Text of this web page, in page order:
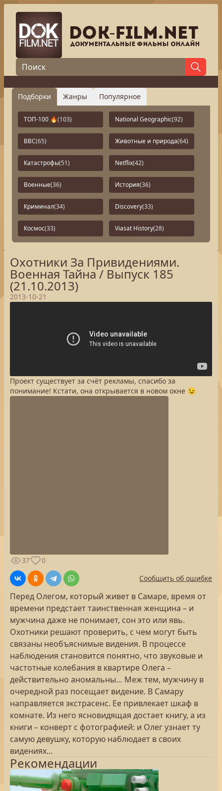
Подборки Жанры Популярное
ТОП-100 🔥(103) National Geographic(92)
BBC(65) Животные и природа(64)
Катастрофы(51) Netflix(42)
Военные(36) История(36)
Криминал(34) Discovery(33)
Космос(33) Viasat History(28)
Охотники За Привидениями.
Военная Тайна / Выпуск 185
(21.10.2013)
2013-10-21
Проект существует за счёт рекламы, спасибо за
понимание! Кстати, она открывается в новом окне 😉
37
0
Сообщить об ошибке
Перед Олегом, который живет в Самаре, время от
времени предстает таинственная женщина – и
мужчина даже не понимает, сон это или явь.
Охотники решают проверить, с чем могут быть
связаны необъяснимые видения. В процессе
наблюдения становится понятно, что звуковые и
частотные колебания в квартире Олега –
действительно аномальны… Меж тем, мужчину в
очередной раз посещает видение. В Самару
направляется экстрасенс. Ее привлекает шкаф в
комнате. Из него ясновидящая достает книгу, а из
книги – конверт с фотографией: и Олег узнает ту
самую девушку, которую наблюдает в своих
видениях...
Рекомендации